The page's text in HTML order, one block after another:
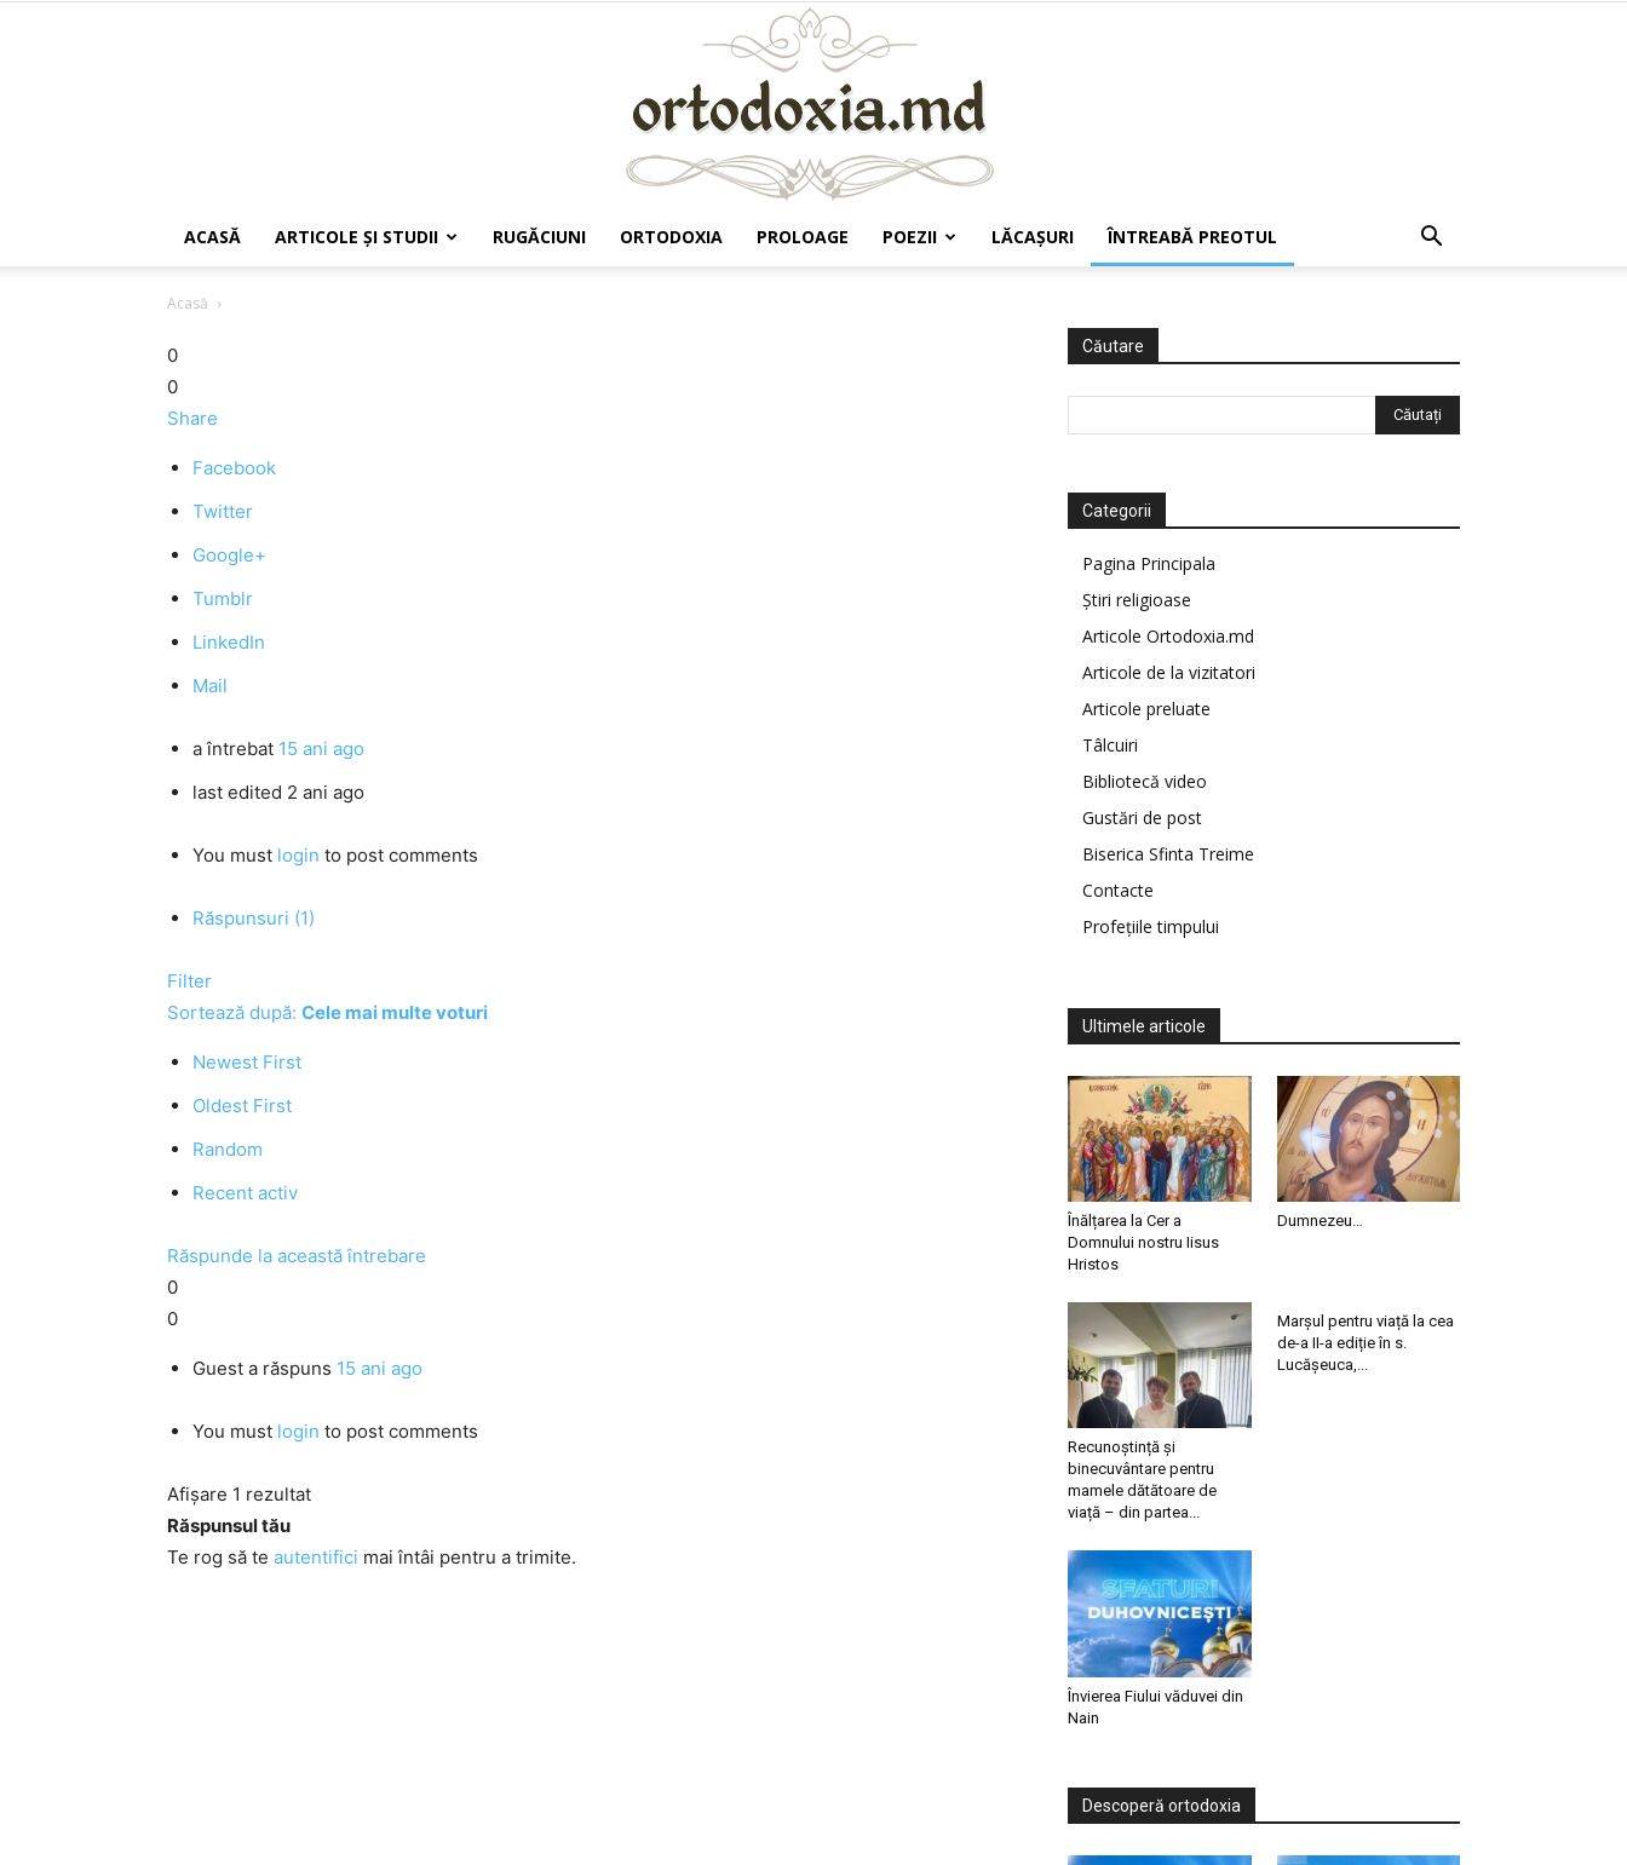
ACASĂ ARTICOLE ŞI STUDII RUGĂCIUNI ORTODOXIA PROLOAGE POEZII LĂCAŞURI ÎNTREABĂ PREOTUL
Acasă
0
0
Share
Facebook
Twitter
Google+
Tumblr
LinkedIn
Mail
a întrebat 15 ani ago
last edited 2 ani ago
You must login to post comments
Răspunsuri (1)
Filter
Sortează după: Cele mai multe voturi
Newest First
Oldest First
Random
Recent activ
Răspunde la această întrebare
0
0
Guest a răspuns 15 ani ago
You must login to post comments
Afișare 1 rezultat
Răspunsul tău
Te rog să te autentifici mai întâi pentru a trimite.
Căutare
Categorii
Pagina Principala
Știri religioase
Articole Ortodoxia.md
Articole de la vizitatori
Articole preluate
Tâlcuiri
Bibliotecă video
Gustări de post
Biserica Sfinta Treime
Contacte
Profețiile timpului
Ultimele articole
Înălțarea la Cer a
Domnului nostru Iisus
Hristos
Dumnezeu…
Recunoștință și
binecuvântare pentru
mamele dătătoare de
viață – din partea...
Marșul pentru viață la cea
de-a II-a ediție în s.
Lucășeuca,...
Învierea Fiului văduvei din
Nain
Descoperă ortodoxia